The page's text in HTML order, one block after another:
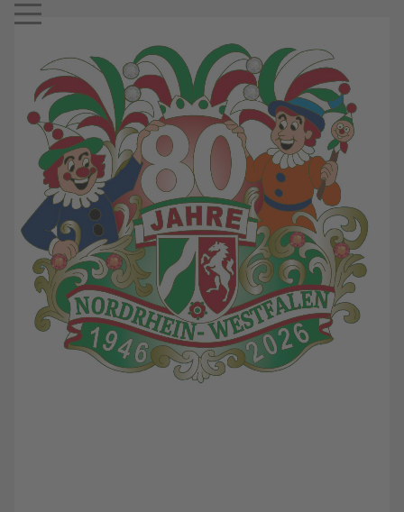
Mobile Menu Toggle